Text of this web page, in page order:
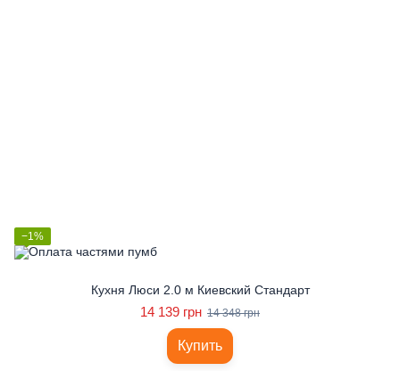
−1%
Кухня Люси 2.0 м Киевский Стандарт
14 139 грн 14 348 грн
Купить